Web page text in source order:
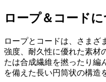
ロープ＆コード
ロープとコードは、さまざ
強度、耐久性に優れた素材
たは合成繊維を撚ったり編
を備えた長い円筒状の構造